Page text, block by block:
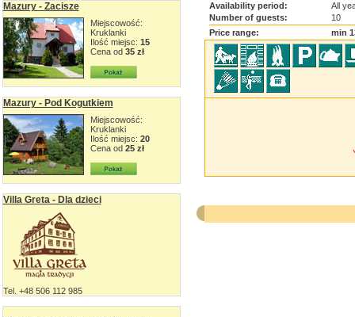
Mazury - Zacisze
Miejscowość:
Kruklanki
Ilość miejsc: 15
Cena od 35 zł
Mazury - Pod Kogutkiem
Miejscowość:
Kruklanki
Ilość miejsc: 20
Cena od 25 zł
Villa Greta - Dla dzieci
Tel. +48 506 112 985
Availability period:
All
Number of guests:
10
Price range:
min